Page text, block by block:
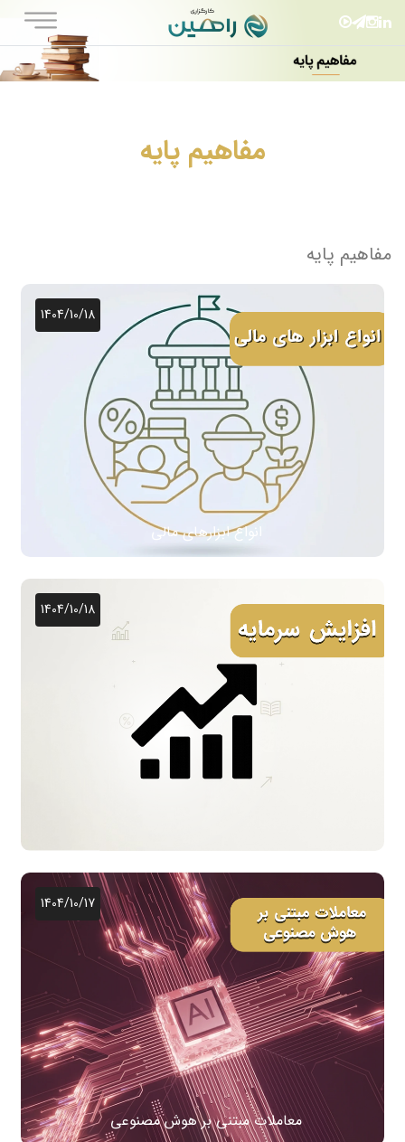
مفاهیم پایه
مفاهیم پایه
1404/10/18
انواع ابزارهای مالی
1404/10/18
1404/10/17
معاملات مبتنی بر هوش مصنوعی